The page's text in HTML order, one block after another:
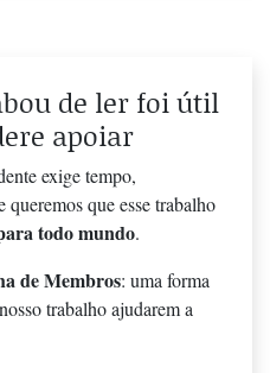
de ler foi útil
apoiar
exige tempo,
que esse trabalho
todo mundo.
de Membros: uma forma
trabalho ajudarem a